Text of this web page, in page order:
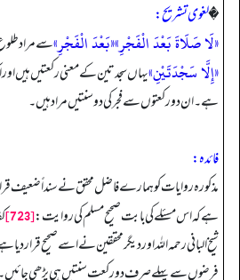
�لغوی تشریح:
«لَا صَلَاةَ بَعْدَ الْفَجْرِ»«بَعْدَ الْفَجْرِ»سے مراد
«إِلَّا سَجْدَتَيْنِ»یہاں سجدتین کے معنی رکعتیں ہیں اور
ہے۔ ان دو رکعتوں سے فجر کی دو سنتیں مراد ہیں۔
فائدہ:
مذکورہ روایات کو ہمارے فاضل محقق نے سنداً ضعیف قرار
ہے کہ اس مسئلے کی بابت صحیح مسلم کی روايت:[723]
شیخ البانی رحمہ اللہ اور دیگر محققین نے اسے صحیح قرار
فرضوں سے پہلے صرف دو رکعت سنتیں ہی پڑھی